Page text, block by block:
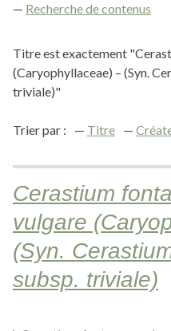
Recherche de contenus
Titre est exactement
(Caryophyllaceae) – (Syn.
triviale)"
Trier par : Titre
Cerastium
vulgare
(Syn.
subsp. triviale)